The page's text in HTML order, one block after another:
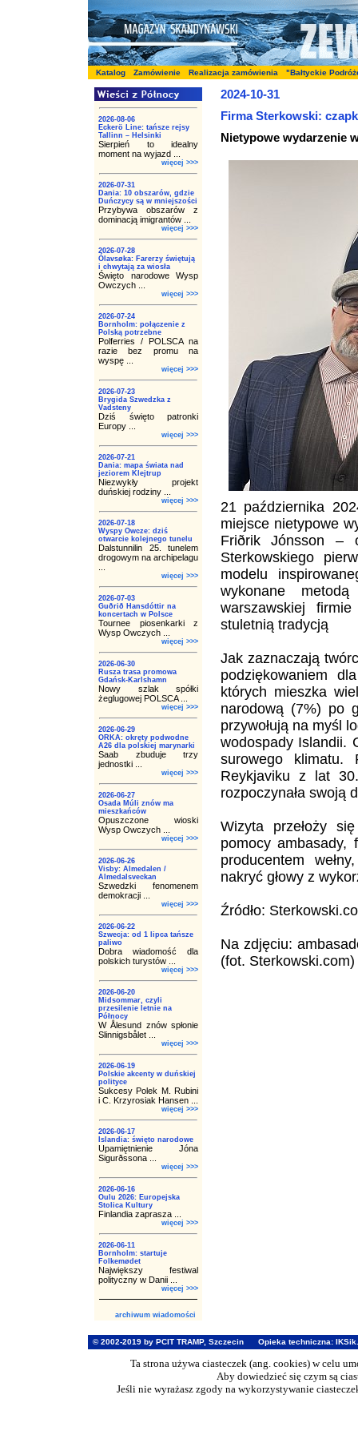
Katalog Zamówienie Realizacja zamówienia "Bałtyckie
2026-08-06
Eckerö Line: tańsze rejsy
Tallinn – Helsinki
Sierpień to idealny
moment na wyjazd ...
więcej >>>
2026-07-31
Dania: 10 obszarów, gdzie
Duńczycy są w mniejszości
Przybywa obszarów z
dominacją imigrantów ...
więcej >>>
2026-07-28
Ólavsøka: Farerzy świętują
i chwytają za wiosła
Święto narodowe Wysp
Owczych ...
więcej >>>
2026-07-24
Bornholm: połączenie z
Polską potrzebne
Polferries / POLSCA na
razie bez promu na
wyspę ...
więcej >>>
2026-07-23
Brygida Szwedzka z
Vadsteny
Dziś święto patronki
Europy ...
więcej >>>
2026-07-21
Dania: mapa świata nad
jeziorem Klejtrup
Niezwykły projekt
duńskiej rodziny ...
więcej >>>
2026-07-18
Wyspy Owcze: dziś
otwarcie kolejnego tunelu
Dalstunnilin 25. tunelem
drogowym na archipelagu
więcej >>>
2026-07-03
Guðrið Hansdóttir na
koncertach w Polsce
Tournee piosenkarki z
Wysp Owczych ...
więcej >>>
2026-06-30
Rusza trasa promowa
Gdańsk-Karlshamn
Nowy szlak spółki
żeglugowej POLSCA ...
więcej >>>
2026-06-29
ORKA: okręty podwodne
A26 dla polskiej marynarki
Saab zbuduje trzy
jednostki ...
więcej >>>
2026-06-27
Osada Múli znów ma
mieszkańców
Opuszczone wioski
Wysp Owczych ...
więcej >>>
2026-06-26
Visby: Almedalen /
Almedalsveckan
Szwedzki fenomenem
demokracji ...
więcej >>>
2026-06-22
Szwecja: od 1 lipca tańsze
paliwo
Dobra wiadomość dla
polskich turystów ...
więcej >>>
2026-06-20
Midsommar, czyli
przesilenie letnie na
Północy
W Ålesund znów spłonie
Slinnigsbålet ...
więcej >>>
2026-06-19
Polskie akcenty w duńskiej
polityce
Sukcesy Polek M. Rubini
i C. Krzyrosiak Hansen ...
więcej >>>
2026-06-17
Islandia: święto narodowe
Upamiętnienie Jóna
Sigurðssona ...
więcej >>>
2026-06-16
Oulu 2026: Europejska
Stolica Kultury
Finlandia zaprasza ...
więcej >>>
2026-06-11
Bornholm: startuje
Folkemødet
Największy festiwal
polityczny w Danii ...
więcej >>>
archiwum wiadomości
2024-10-31
Firma Sterkowski:
Nietypowe wydarzenie
21 października
miejsce nietypowe
Friðrik Jónsson –
Sterkowskiego
modelu
wykonane
warszawskiej
stuletnią tradycją
Jak zaznaczają
podziękowaniem
których mieszka
narodową (7%) po
przywołują na myśl
wodospady Islandii.
surowego klimatu.
Reykjaviku z lat
rozpoczynała swoją
Wizyta przełoży
pomocy ambasady,
producentem
nakryć głowy z
Źródło:
Na zdjęciu:
(fot. Sterkowski.com)
© 2002-2019 by PCIT TRAMP, Szczecin Opieka techniczna:
Ta strona używa ciasteczek (ang. cookies) w celu
Aby dowiedzieć się czym są
Jeśli nie wyrażasz zgody na wykorzystywanie